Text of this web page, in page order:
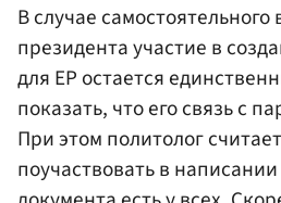
В случае
президента участие в
для ЕР остается
показать, что его связь с
При этом политолог
поучаствовать в